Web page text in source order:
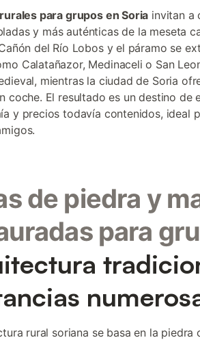
para grupos en Soria invitan a
y más auténticas de la meseta
del Río Lobos y el páramo se
Calatañazor, Medinaceli o San
mientras la ciudad de Soria
coche. El resultado es un destino de
y precios todavía contenidos, ideal
de piedra y
para
rural soriana se basa en la